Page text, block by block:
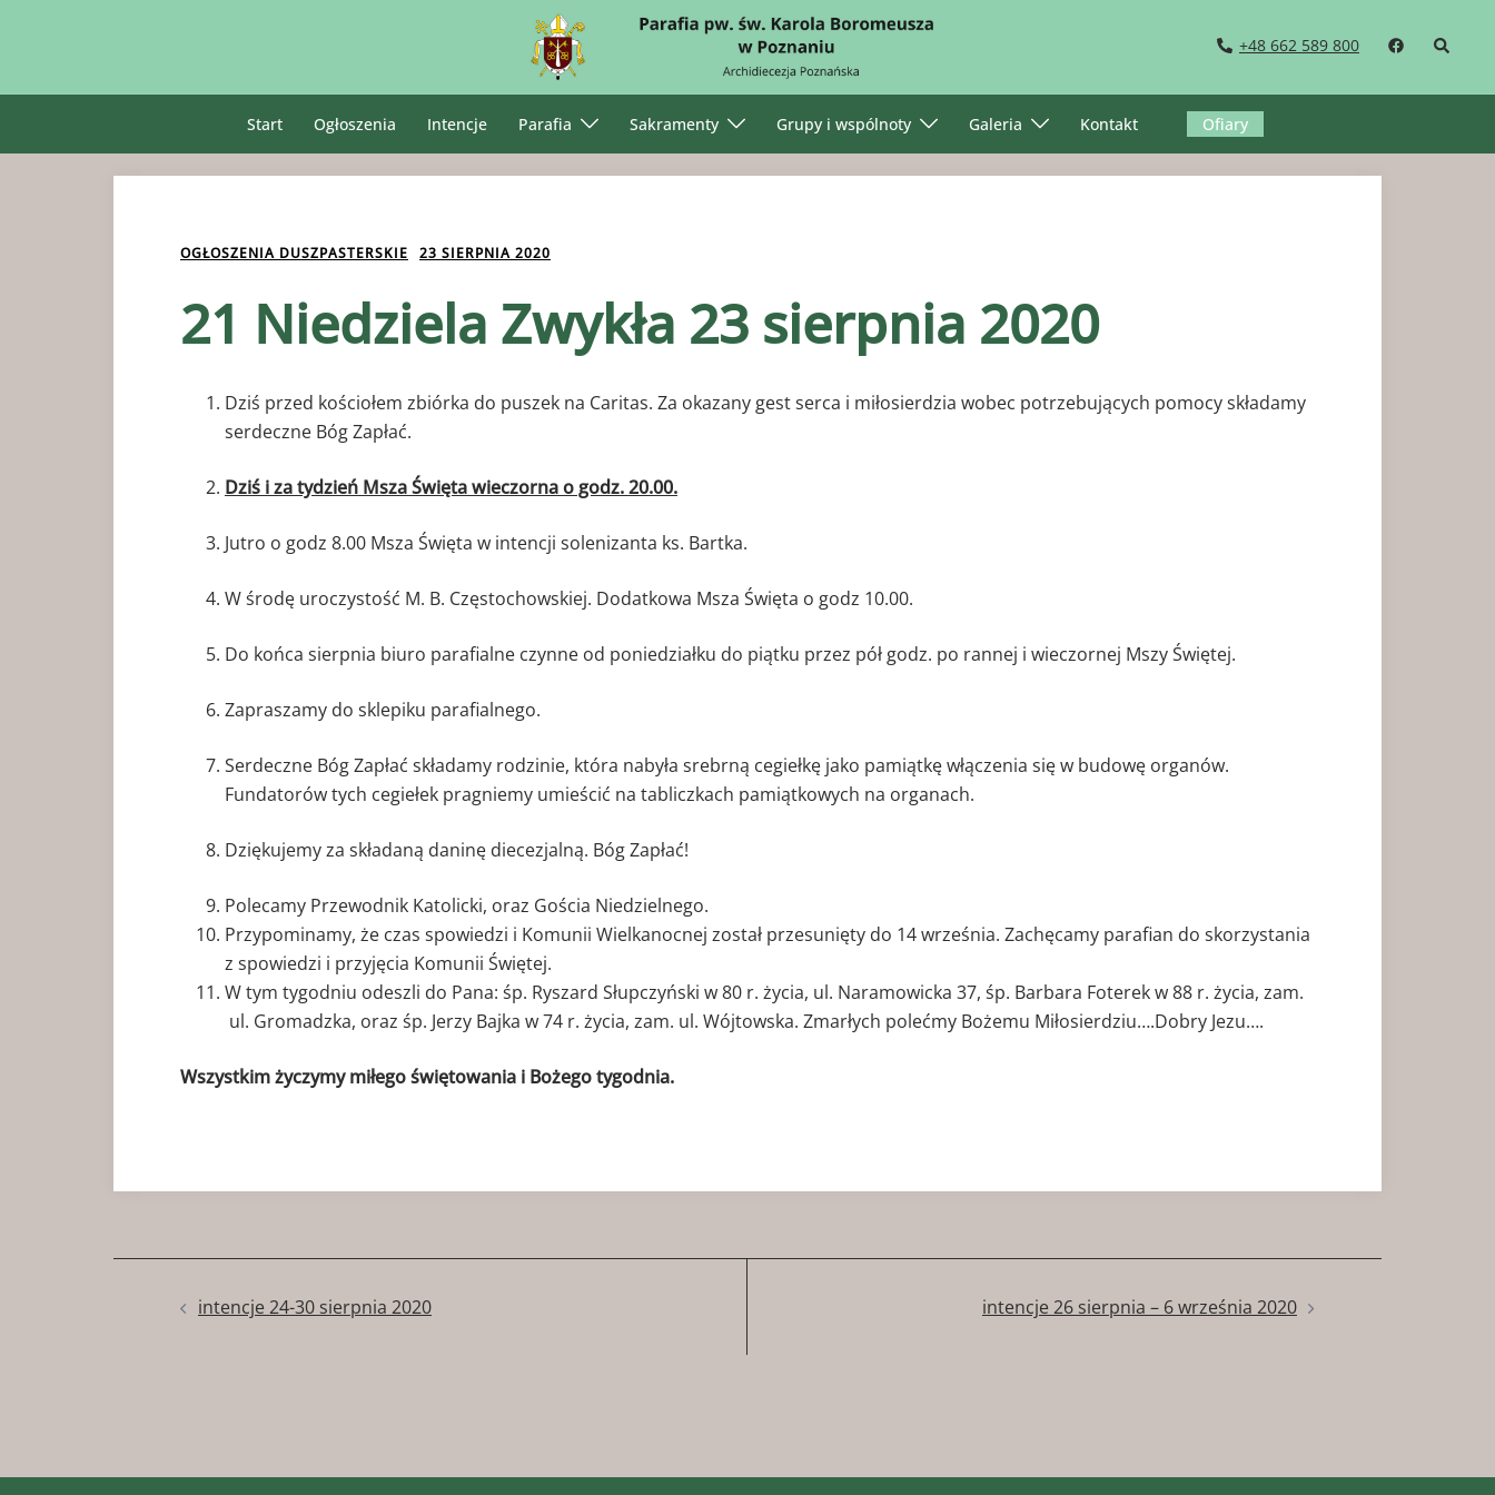
+48 662 589 800
Start Ogłoszenia Intencje Parafia Sakramenty Grupy i wspólnoty Galeria Kontakt Ofiary
OGŁOSZENIA DUSZPASTERSKIE 23 SIERPNIA 2020
21 Niedziela Zwykła 23 sierpnia 2020
Dziś przed kościołem zbiórka do puszek na Caritas. Za okazany gest serca i miłosierdzia wobec potrzebujących pomocy składamy
serdeczne Bóg Zapłać.
Dziś i za tydzień Msza Święta wieczorna o godz. 20.00.
Jutro o godz 8.00 Msza Święta w intencji solenizanta ks. Bartka.
W środę uroczystość M. B. Częstochowskiej. Dodatkowa Msza Święta o godz 10.00.
Do końca sierpnia biuro parafialne czynne od poniedziałku do piątku przez pół godz. po rannej i wieczornej Mszy Świętej.
Zapraszamy do sklepiku parafialnego.
Serdeczne Bóg Zapłać składamy rodzinie, która nabyła srebrną cegiełkę jako pamiątkę włączenia się w budowę organów.
Fundatorów tych cegiełek pragniemy umieścić na tabliczkach pamiątkowych na organach.
Dziękujemy za składaną daninę diecezjalną. Bóg Zapłać!
Polecamy Przewodnik Katolicki, oraz Gościa Niedzielnego.
Przypominamy, że czas spowiedzi i Komunii Wielkanocnej został przesunięty do 14 września. Zachęcamy parafian do skorzystania
z spowiedzi i przyjęcia Komunii Świętej.
W tym tygodniu odeszli do Pana: śp. Ryszard Słupczyński w 80 r. życia, ul. Naramowicka 37, śp. Barbara Foterek w 88 r. życia, zam.
ul. Gromadzka, oraz śp. Jerzy Bajka w 74 r. życia, zam. ul. Wójtowska. Zmarłych polećmy Bożemu Miłosierdziu….Dobry Jezu….
Wszystkim życzymy miłego świętowania i Bożego tygodnia.
Zobacz
wpisyintencje 24-30 sierpnia 2020 intencje 26 sierpnia – 6 września 2020